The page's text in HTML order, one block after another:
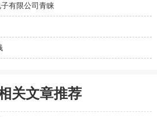
有限公司青睐
关文章推荐